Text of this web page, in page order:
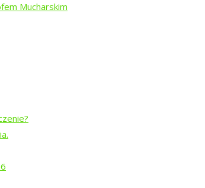
Mucharskim